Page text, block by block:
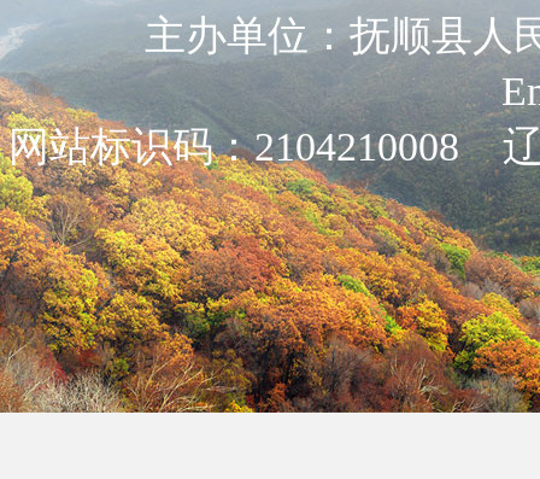
主办单位：抚顺县
网站标识码：2104210008